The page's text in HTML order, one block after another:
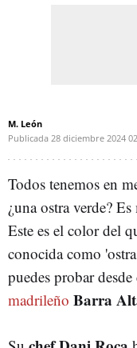
M. León
Publicada 28 diciembre 2024
Todos tenemos en
¿una ostra verde?
Este es el color del
conocida como
puedes probar
madrileño Barra